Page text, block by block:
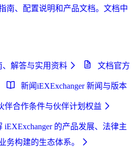
南、配置说明和产品文档。 文档中
、解答与实用资料 文档官方
新闻iEXExchanger 新闻与版本
伴合作条件与伙伴计划权益
iEXExchanger 的产品发展、法律主
务构建的生态体系。